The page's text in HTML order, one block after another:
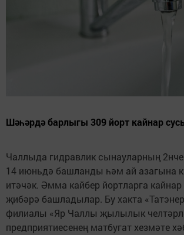
Шәһәрдә барлыгы 309 йорт кайнар
Чаллыда гидравлик сынауларның
14 июньдә башланды һәм ай азагына
итәчәк. Әмма кайбер йортларга
җибәрә башладылар. Бу хакта
филиалы «Яр Чаллы җылылык
предприятиесенең матбугат хезмәте